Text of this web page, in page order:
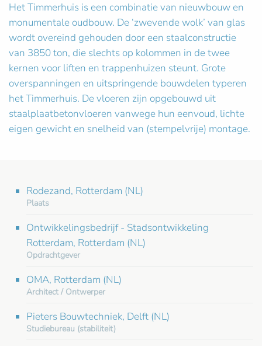
Het Timmerhuis is een combinatie van nieuwbouw en
monumentale oudbouw. De ‘zwevende wolk’ van glas
wordt overeind gehouden door een staalconstructie
van 3850 ton, die slechts op kolommen in de twee
kernen voor liften en trappenhuizen steunt. Grote
overspanningen en uitspringende bouwdelen typeren
het Timmerhuis. De vloeren zijn opgebouwd uit
staalplaatbetonvloeren vanwege hun eenvoud, lichte
eigen gewicht en snelheid van (stempelvrije) montage.
Rodezand, Rotterdam (NL)
Plaats
Ontwikkelingsbedrijf - Stadsontwikkeling
Rotterdam, Rotterdam (NL)
Opdrachtgever
OMA, Rotterdam (NL)
Architect / Ontwerper
Pieters Bouwtechniek, Delft (NL)
Studiebureau (stabiliteit)